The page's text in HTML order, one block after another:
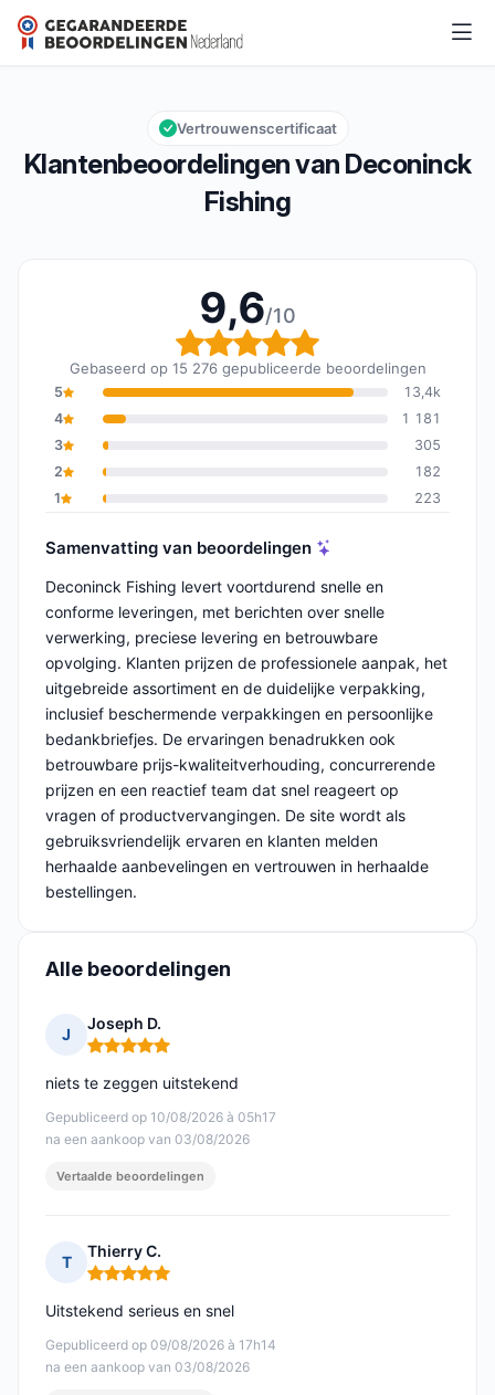
Deconinck Fishing
Algemene beoordeling: 9,6 van 10
9,6/10
Klantenbeoordelingen van Deconinck
Fishing
Vertrouwenscertificaat
9,6/10
Algemene beoordeling:
Gebaseerd op 15 276 gepubliceerde beoordelingen
5
13,4k
4
1 181
3
305
2
182
1
223
Samenvatting van beoordelingen
Deconinck Fishing levert voortdurend snelle en
conforme leveringen, met berichten over snelle
verwerking, preciese levering en betrouwbare
opvolging. Klanten prijzen de professionele aanpak, het
uitgebreide assortiment en de duidelijke verpakking,
inclusief beschermende verpakkingen en persoonlijke
bedankbriefjes. De ervaringen benadrukken ook
betrouwbare prijs-kwaliteitverhouding, concurrerende
prijzen en een reactief team dat snel reageert op
vragen of productvervangingen. De site wordt als
gebruiksvriendelijk ervaren en klanten melden
herhaalde aanbevelingen en vertrouwen in herhaalde
bestellingen.
Alle beoordelingen
J
Joseph D.
Opmerking: 5 van 5
Gepubliceerd op 10/08/2026 à 05h17
na een aankoop van 03/08/2026
niets te zeggen uitstekend
Vertaalde beoordelingen
T
Thierry C.
Opmerking: 5 van 5
Gepubliceerd op 09/08/2026 à 17h14
na een aankoop van 03/08/2026
Uitstekend serieus en snel